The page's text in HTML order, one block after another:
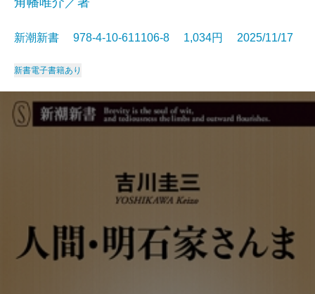
新潮新書 978-4-10-611106-8 1,034円 2025/11/17
新書電子書籍あり